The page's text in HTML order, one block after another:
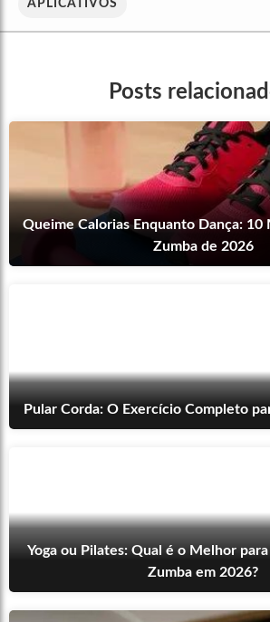
APLICATIVOS
Posts
Queime Calorias Enquanto Dança: 10
Zumba de 2026
Pular Corda: O Exercício Completo
Yoga ou Pilates: Qual é o Melhor
Zumba em 2026?